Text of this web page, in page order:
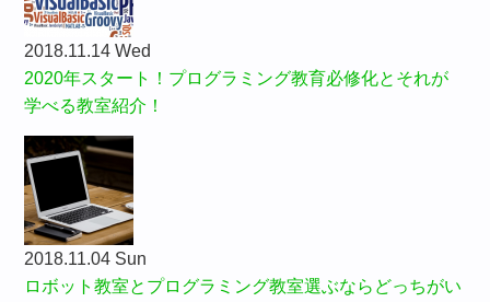
2018.11.14 Wed
2020年スタート！プログラミング教育必修化とそれが
学べる教室紹介！
2018.11.04 Sun
ロボット教室とプログラミング教室選ぶならどっちがい